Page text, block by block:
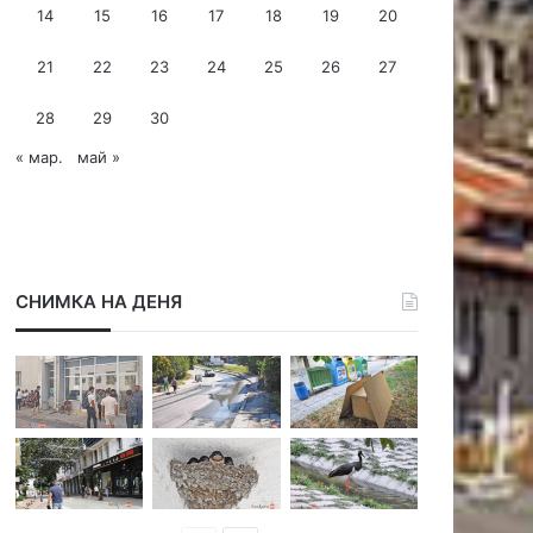
14 15 16 17 18 19 20
21 22 23 24 25 26 27
28 29 30
« мар. май »
СНИМКА НА ДЕНЯ